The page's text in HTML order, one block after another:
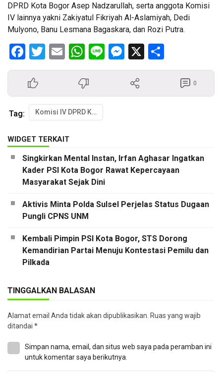
DPRD Kota Bogor Asep Nadzarullah, serta anggota Komisi
IV lainnya yakni Zakiyatul Fikriyah Al-Aslamiyah, Dedi
Mulyono, Banu Lesmana Bagaskara, dan Rozi Putra.
Facebook
Twitter
EmailWhatsApp
LineMessenger
X
0
Tag: Komisi IV DPRD Kota Bogor
WIDGET TERKAIT
Singkirkan Mental Instan, Irfan Aghasar Ingatkan
Kader PSI Kota Bogor Rawat Kepercayaan
Masyarakat Sejak Dini
Aktivis Minta Polda Sulsel Perjelas Status Dugaan
Pungli CPNS UNM
Kembali Pimpin PSI Kota Bogor, STS Dorong
Kemandirian Partai Menuju Kontestasi Pemilu dan
Pilkada
TINGGALKAN BALASAN
Alamat email Anda tidak akan dipublikasikan. Ruas yang wajib
ditandai *
Simpan nama, email, dan situs web saya pada peramban ini
untuk komentar saya berikutnya.